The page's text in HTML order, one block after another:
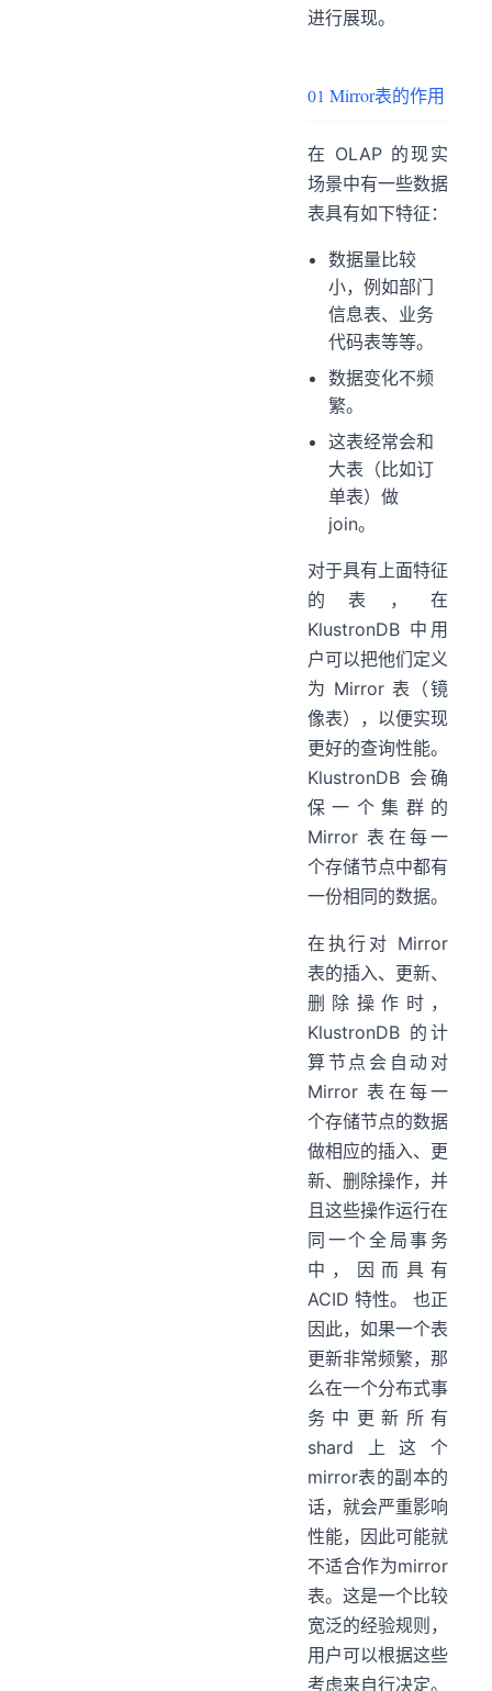
进行展现。
01 Mirror表的作用
在 OLAP 的现实
场景中有一些数据
表具有如下特征：
数据量比较
小，例如部门
信息表、业务
代码表等等。
数据变化不频
繁。
这表经常会和
大表（比如订
单表）做
join。
对于具有上面特征
的表，在
KlustronDB 中用
户可以把他们定义
为 Mirror 表（镜
像表），以便实现
更好的查询性能。
KlustronDB 会确
保一个集群的
Mirror 表在每一
个存储节点中都有
一份相同的数据。
在执行对 Mirror
表的插入、更新、
删除操作时，
KlustronDB 的计
算节点会自动对
Mirror 表在每一
个存储节点的数据
做相应的插入、更
新、删除操作，并
且这些操作运行在
同一个全局事务
中，因而具有
ACID 特性。 也正
因此，如果一个表
更新非常频繁，那
么在一个分布式事
务中更新所有
shard上这个
mirror表的副本的
话，就会严重影响
性能，因此可能就
不适合作为mirror
表。这是一个比较
宽泛的经验规则，
用户可以根据这些
考虑来自行决定。